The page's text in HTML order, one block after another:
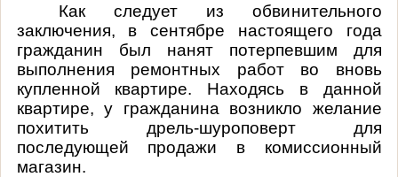
Как следует из обвинительного
заключения, в сентябре настоящего года
гражданин был нанят потерпевшим для
выполнения ремонтных работ во вновь
купленной квартире. Находясь в данной
квартире, у гражданина возникло желание
похитить дрель-шуроповерт для
последующей продажи в комиссионный
магазин.